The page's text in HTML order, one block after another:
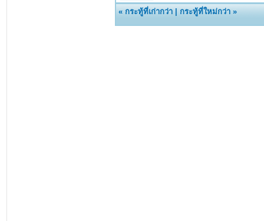
«กระทู้ที่เก่ากว่า |กระทู้ที่ใหม่กว่า »